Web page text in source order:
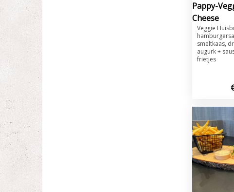
Pappy-
Cheese
​Veggie
smeltkaas,
augurk +
frietjes